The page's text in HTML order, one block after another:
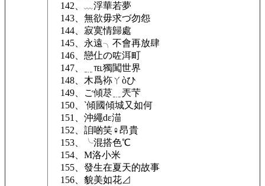
142、﹏浮華若夢
143、無欲毋求づ勿怨
144、寂寞情歸處
145、永遠╮不會再放肆
146、戀仩の咗洱町
147、﹎℡獨闖世界
148、木爲袮ㄚòひ
149、ご傾荩﹎兲芐
150、‵傾國傾城又如何
151、沖繩dε渵
152、詯啲笑♀昂貴
153、╰混搭色℃
154、M洛小米
155、發生在夏天的故事
156、貌美如花⊿